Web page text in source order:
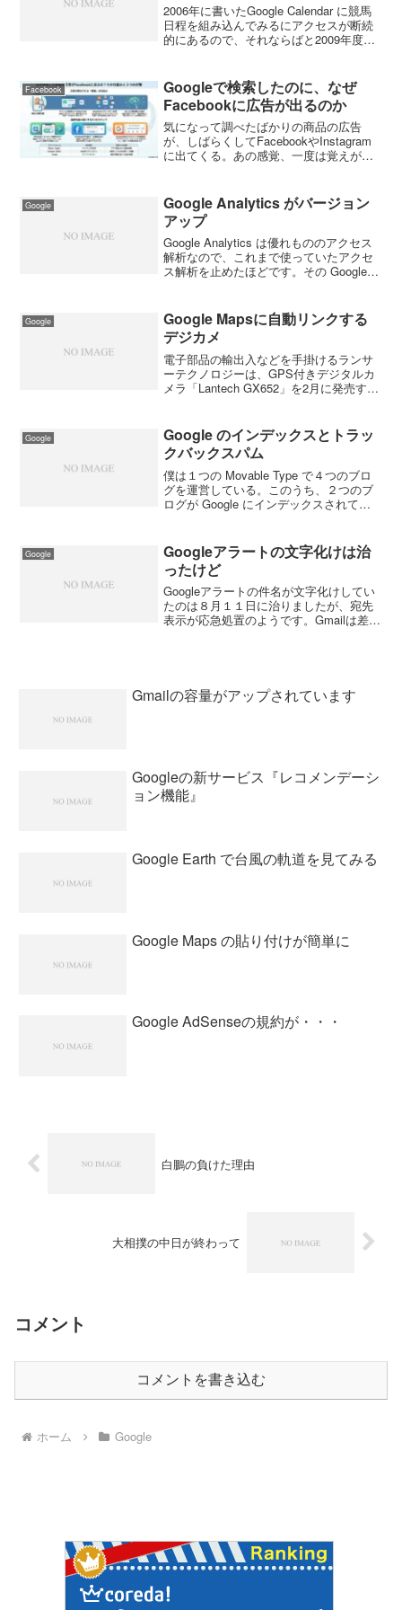
2006年に書いたGoogle Calendar に競馬
日程を組み込んでみるにアクセスが断続
的にあるので、それならばと2009年度版
日程をGoogle ...
Facebook
Googleで検索したのに、なぜ
Facebookに広告が出るのか
気になって調べたばかりの商品の広告
が、しばらくしてFacebookやInstagram
に出てくる。あの感覚、一度は覚えがあ
っているのでは」と感じた人も少な...
Google
Google Analytics がバージョン
アップ
Google Analytics は優れもののアクセス
解析なので、これまで使っていたアクセ
ス解析を止めたほどです。その Google
-競馬予想...
Google
Google Mapsに自動リンクする
デジカメ
電子部品の輸出入などを手掛けるランサ
ーテクノロジーは、GPS付きデジタルカ
メラ「Lantech GX652」を2月に発売す
が特徴だ。ITmedia ...
Google
Google のインデックスとトラッ
クバックスパム
僕は１つの Movable Type で４つのブロ
グを運営している。このうち、２つのブ
ログが Google にインデックスされてい
いる２つにはトラックバックスパ...
Google
Googleアラートの文字化けは治
ったけど
Googleアラートの件名が文字化けしてい
たのは８月１１日に治りましたが、宛先
表示が応急処置のようです。Gmailは差出
Gmailの容量がアップされています
Googleの新サービス『レコメンデーシ
ョン機能』
Google Earth で台風の軌道を見てみる
Google Maps の貼り付けが簡単に
Google AdSenseの規約が・・・
白鵬の負けた理由
大相撲の中日が終わって
コメント
コメントを書き込む
ホーム Google